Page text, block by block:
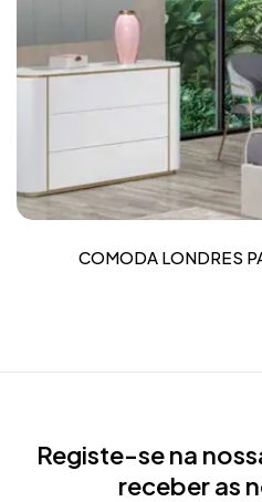
COMODA LONDRES
Registe-se na
receber as